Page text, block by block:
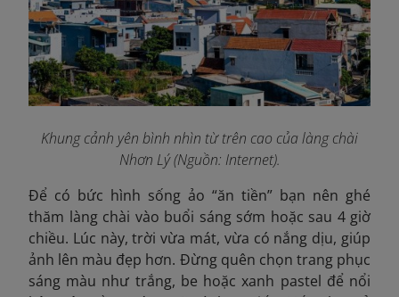
Khung cảnh yên bình nhìn từ trên cao của làng chài
Nhơn Lý (Nguồn: Internet).
Để có bức hình sống ảo “ăn tiền” bạn nên ghé
thăm làng chài vào buổi sáng sớm hoặc sau 4 giờ
chiều. Lúc này, trời vừa mát, vừa có nắng dịu, giúp
ảnh lên màu đẹp hơn. Đừng quên chọn trang phục
sáng màu như trắng, be hoặc xanh pastel để nổi